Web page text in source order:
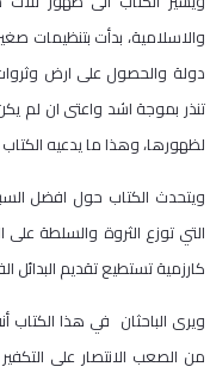
والاسلامية، بدأت بتنظيمات
دولة والحصول على ارض
تنذر بموجة اشد واعتى ان لم
لظهورها، وهذا ما يدعيه
ويتحدث الكتاب حول افضل
التي توزع الثروة والسلطة
كارزمية تستطيع تقديم البدائل
ويرى الباحثان في هذا
من الصعب الانتصار على